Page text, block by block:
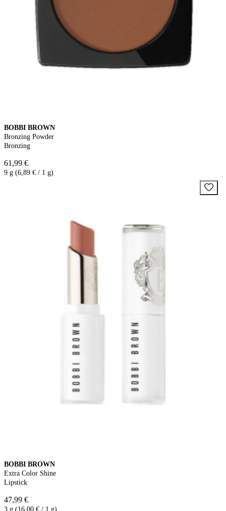
BOBBI BROWN
Bronzing Powder
Bronzing
61,99 €
9 g (6,89 € / 1 g)
BOBBI BROWN
Extra Color Shine
Lipstick
47,99 €
3 g (16,00 € / 1 g)